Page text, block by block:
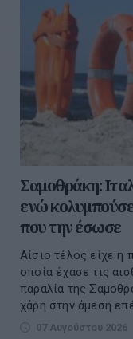
Σαμοθράκη:
ενώ
που την έσωσε
Αίσιο τέλος είχε η
οποία έχασε τις
παραλία της
χάρη στην άμεση
07 Αυγούστου 2026